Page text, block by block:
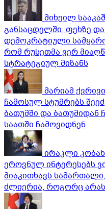
მიხეილ
განსაცდელში, ფეხზე
დემოკრატიული
რომ რუსეთმა ვერ
სტრატეგიულ მიზანს
მარიამ
ჩამოსულ სტუმრებს
ბათუმში და ბათუმიდან
საათში ჩამოვიდნენ
ირაკლი
ეროვნულ ინტერესებს
მიაკითხავს
ძლიერია, როგორც